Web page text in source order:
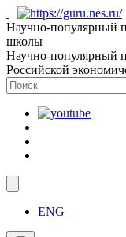
Научно-популярный
школы
Научно-популярный
Российской
ENG